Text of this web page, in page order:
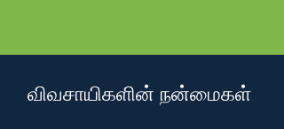
விவசாயிகளின் நன்மைகள்